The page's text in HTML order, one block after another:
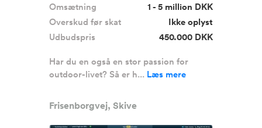
Omsætning
1 - 5 million DKK
Overskud før skat
Ikke oplyst
Udbudspris
450.000 DKK
Har du en også en stor passion for
outdoor-livet? Så er h... Læs mere
Frisenborgvej, Skive